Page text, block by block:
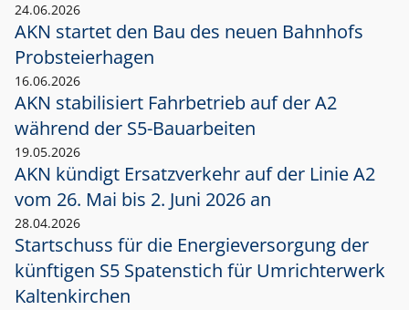
24.06.2026
AKN startet den Bau des neuen Bahnhofs
Probsteierhagen
16.06.2026
AKN stabilisiert Fahrbetrieb auf der A2
während der S5-Bauarbeiten
19.05.2026
AKN kündigt Ersatzverkehr auf der Linie A2
vom 26. Mai bis 2. Juni 2026 an
28.04.2026
Startschuss für die Energieversorgung der
künftigen S5 Spatenstich für Umrichterwerk
Kaltenkirchen